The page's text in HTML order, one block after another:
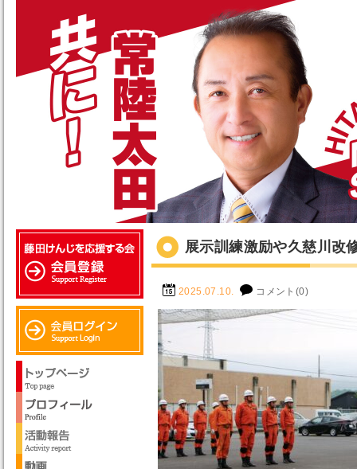
展示訓練激励や久慈川改
2025.07.10. コメント(0)